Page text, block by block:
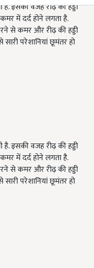
इसकी वजह रीढ़ की हड्डी
में दर्द होने लगता है.
से कमर और रीढ़ की हड्डी
परेशानियां छूमंतर हो
इसकी वजह रीढ़ की हड्डी
में दर्द होने लगता है.
से कमर और रीढ़ की हड्डी
परेशानियां छूमंतर हो